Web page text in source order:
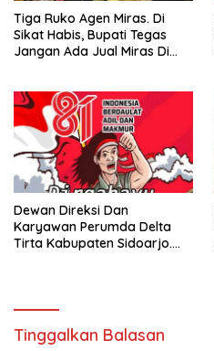
Tiga Ruko Agen Miras. Di
Sikat Habis, Bupati Tegas
Jangan Ada Jual Miras Di
Dewan Direksi Dan
Karyawan Perumda Delta
Tirta Kabupaten Sidoarjo.
Agustus Tahun 2026
Tinggalkan Balasan